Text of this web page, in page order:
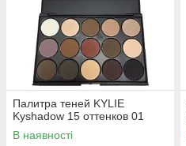
Палитра теней KYLIE
Kyshadow 15 оттенков 01
В наявності